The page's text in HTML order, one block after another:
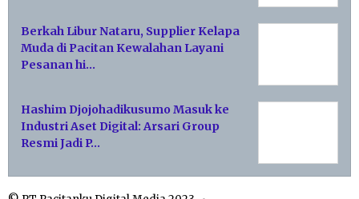
Berkah Libur Nataru, Supplier Kelapa
Muda di Pacitan Kewalahan Layani
Pesanan hi…
Hashim Djojohadikusumo Masuk ke
Industri Aset Digital: Arsari Group
Resmi Jadi P…